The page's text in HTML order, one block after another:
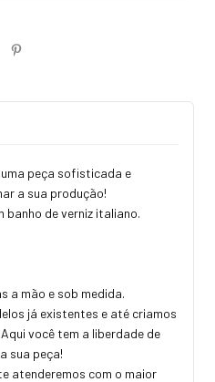
peça sofisticada e
a sua produção!
banho de verniz italiano.
a mão e sob medida.
já existentes e até criamos
você tem a liberdade de
sua peça!
atenderemos com o maior